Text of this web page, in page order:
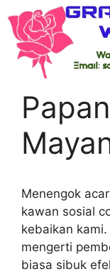
to
content
Home -
Mayangan
Menengok
kawan sosial
kebaikan
mengerti
biasa sibuk